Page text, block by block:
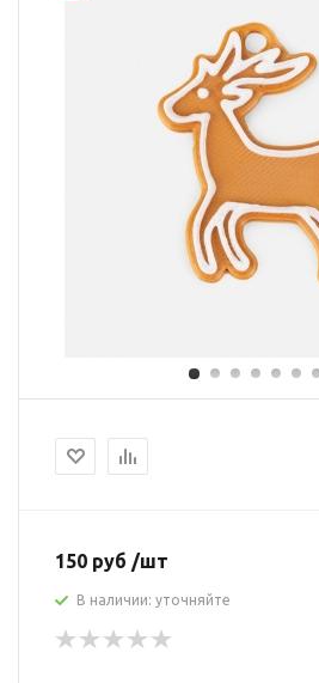
150 руб /шт
В наличии: уточняйте